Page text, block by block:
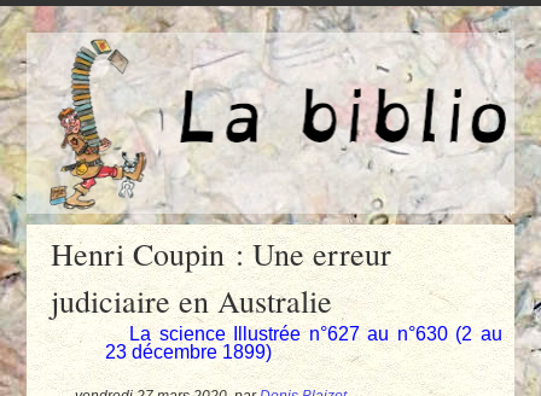
Henri Coupin : Une erreur
judiciaire en Australie
La science Illustrée n°627 au n°630 (2 au
23 décembre 1899)